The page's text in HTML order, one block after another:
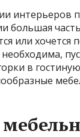
интерьеров
большая
или
в